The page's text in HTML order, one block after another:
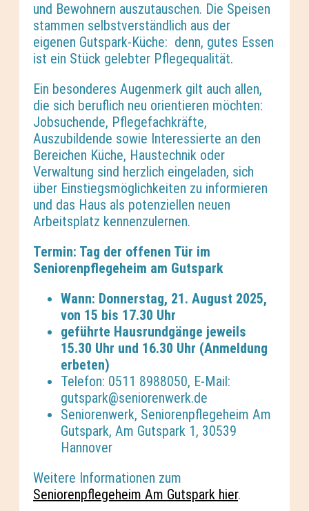
und Bewohnern auszutauschen. Die Speisen
stammen selbstverständlich aus der
eigenen Gutspark-Küche: denn, gutes Essen
ist ein Stück gelebter Pflegequalität.
Ein besonderes Augenmerk gilt auch allen,
die sich beruflich neu orientieren möchten:
Jobsuchende, Pflegefachkräfte,
Auszubildende sowie Interessierte an den
Bereichen Küche, Haustechnik oder
Verwaltung sind herzlich eingeladen, sich
über Einstiegsmöglichkeiten zu informieren
und das Haus als potenziellen neuen
Arbeitsplatz kennenzulernen.
Termin: Tag der offenen Tür im
Seniorenpflegeheim am Gutspark
Wann: Donnerstag, 21. August 2025,
von 15 bis 17.30 Uhr
geführte Hausrundgänge jeweils
15.30 Uhr und 16.30 Uhr (Anmeldung
erbeten)
Telefon: 0511 8988050, E-Mail:
gutspark@seniorenwerk.de
Seniorenwerk, Seniorenpflegeheim Am
Gutspark, Am Gutspark 1, 30539
Hannover
Weitere Informationen zum
Seniorenpflegeheim Am Gutspark hier.